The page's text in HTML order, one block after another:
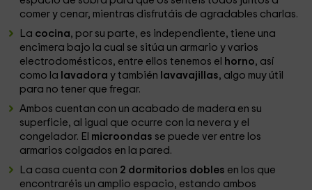
comer y cenar, mientras disfrutáis de agradables charlas.
La cocina, por su parte, es independiente, tiene una
encimera bajo la cual se sitúa un armario y varios
electrodomésticos, entre ellos tenemos el
horno, así
como la lavadoray también lavavajillas, algo muy útil
para no tener que fregar.
Ambos cuentan con un acabado de madera en su
superficie, al igual que ocurre con la nevera y el
congelador. El microondas se puede ver entre los
armarios colgados en la pared.
La casa cuenta con 2 dormitorios dobles en los que
encontraréis un amplio espacio, estando ambos